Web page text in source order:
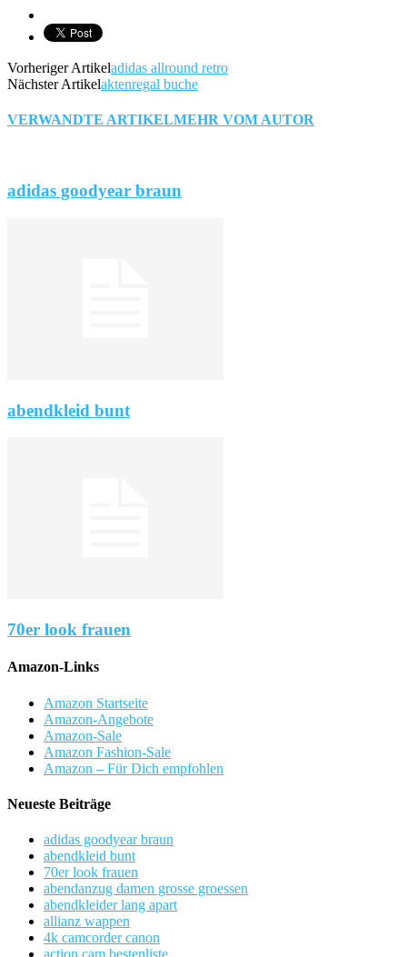
Vorheriger Artikeladidas allround retro
Nächster Artikelaktenregal buche
VERWANDTE ARTIKELMEHR VOM AUTOR
adidas goodyear braun
abendkleid bunt
70er look frauen
Amazon-Links
Amazon Startseite
Amazon-Angebote
Amazon-Sale
Amazon Fashion-Sale
Amazon – Für Dich empfohlen
Neueste Beiträge
adidas goodyear braun
abendkleid bunt
70er look frauen
abendanzug damen grosse groessen
abendkleider lang apart
allianz wappen
4k camcorder canon